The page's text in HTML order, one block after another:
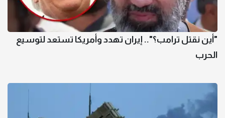
"أين نقتل ترامب؟".. إيران تهدد وأمريكا تستعد لتوسيع
الحرب